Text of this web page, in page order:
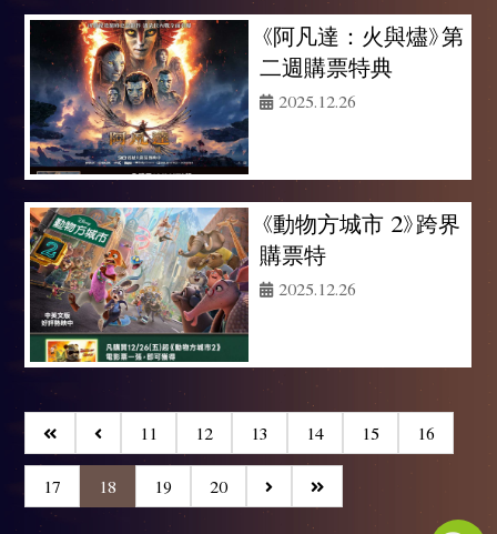
《阿凡達：火與燼》第
二週購票特典
2025.12.26
《動物方城市 2》跨界
購票特
2025.12.26
11 12 13 14 15 16
17 18 19 20